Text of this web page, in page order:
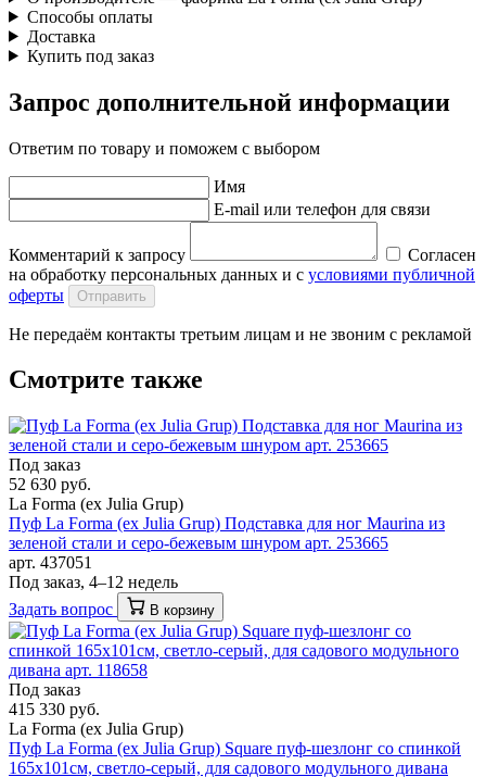
Способы оплаты
Доставка
Купить под заказ
Запрос дополнительной информации
Ответим по товару и поможем с выбором
Имя
E-mail или телефон для связи
Комментарий к запросу
Согласен
на обработку персональных данных и с условиями публичной
оферты
Отправить
Не передаём контакты третьим лицам и не звоним с рекламой
Смотрите также
Под заказ
52 630 руб.
La Forma (ех Julia Grup)
Пуф La Forma (ех Julia Grup) Подставка для ног Maurina из
зеленой стали и серо-бежевым шнуром арт. 253665
арт. 437051
Под заказ, 4–12 недель
Задать вопрос
В корзину
Под заказ
415 330 руб.
La Forma (ех Julia Grup)
Пуф La Forma (ех Julia Grup) Square пуф-шезлонг со спинкой
165x101см, светло-серый, для садового модульного дивана